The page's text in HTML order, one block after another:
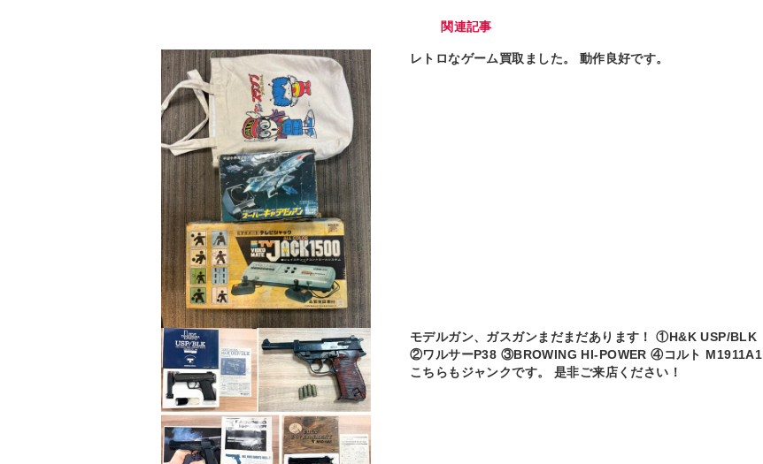
関連記事
レトロなゲーム買取ました。 動作良好です。
モデルガン、ガスガンまだまだあります！ ①H&K USP/BLK
②ワルサーP38 ③BROWING HI-POWER ④コルト M1911A1
こちらもジャンクです。 是非ご来店ください！